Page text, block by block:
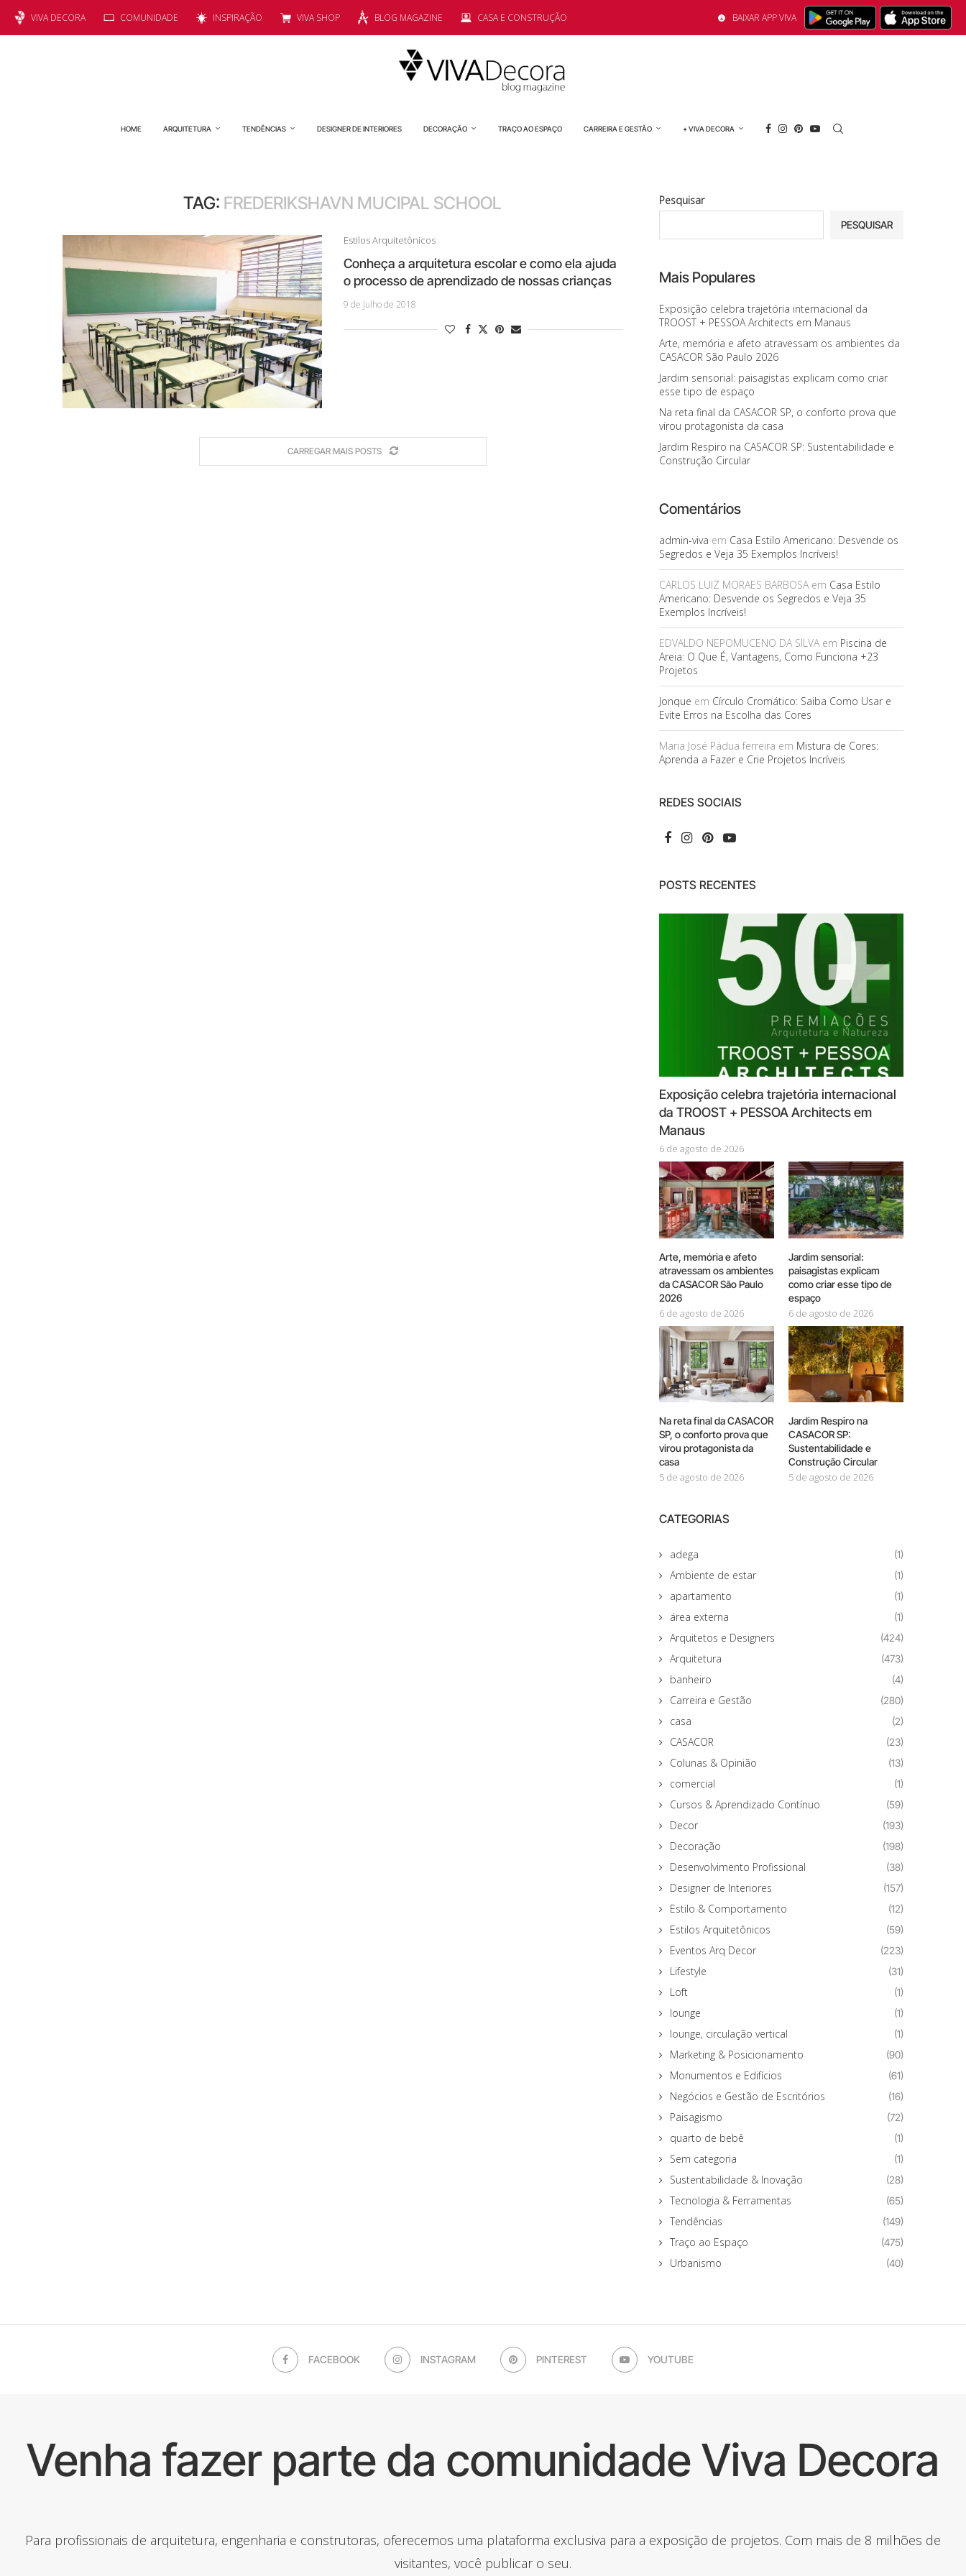
VIVA DECORA COMUNIDADE INSPIRAÇÃO VIVA SHOP BLOG MAGAZINE CASA E CONSTRUÇÃO BAIXAR APP VIVA
HOME ARQUITETURA TENDÊNCIAS DESIGNER DE INTERIORES DECORAÇÃO TRAÇO AO ESPAÇO CARREIRA E GESTÃO + VIVA DECORA
TAG: FREDERIKSHAVN MUCIPAL SCHOOL
Estilos Arquitetônicos
Conheça a arquitetura escolar e como ela ajuda
o processo de aprendizado de nossas crianças
9 de julho de 2018
CARREGAR MAIS POSTS
Pesquisar
PESQUISAR
Mais Populares
Exposição celebra trajetória internacional da
TROOST + PESSOA Architects em Manaus
Arte, memória e afeto atravessam os ambientes da
CASACOR São Paulo 2026
Jardim sensorial: paisagistas explicam como criar
esse tipo de espaço
Na reta final da CASACOR SP, o conforto prova que
virou protagonista da casa
Jardim Respiro na CASACOR SP: Sustentabilidade e
Construção Circular
Comentários
admin-viva em Casa Estilo Americano: Desvende os
Segredos e Veja 35 Exemplos Incríveis!
CARLOS LUIZ MORAES BARBOSAem Casa Estilo
Americano: Desvende os Segredos e Veja 35
Exemplos Incríveis!
EDVALDO NEPOMUCENO DA SILVAem Piscina de
Areia: O Que É, Vantagens, Como Funciona +23
Projetos
Jonque em Círculo Cromático: Saiba Como Usar e
Evite Erros na Escolha das Cores
Maria José Pádua ferreira em Mistura de Cores:
Aprenda a Fazer e Crie Projetos Incríveis
REDES SOCIAIS
POSTS RECENTES
Exposição celebra trajetória internacional
da TROOST + PESSOA Architects em
Manaus
6 de agosto de 2026
Arte, memória e afeto
atravessam os ambientes
da CASACOR São Paulo
2026
6 de agosto de 2026
Jardim sensorial:
paisagistas explicam
como criar esse tipo de
espaço
6 de agosto de 2026
Na reta final da CASACOR
SP, o conforto prova que
virou protagonista da
casa
5 de agosto de 2026
Jardim Respiro na
CASACOR SP:
Sustentabilidade e
Construção Circular
5 de agosto de 2026
CATEGORIAS
adega (1)
Ambiente de estar (1)
apartamento (1)
área externa (1)
Arquitetos e Designers (424)
Arquitetura (473)
banheiro (4)
Carreira e Gestão (280)
casa (2)
CASACOR (23)
Colunas & Opinião (13)
comercial (1)
Cursos & Aprendizado Contínuo (59)
Decor (193)
Decoração (198)
Desenvolvimento Profissional (38)
Designer de Interiores (157)
Estilo & Comportamento (12)
Estilos Arquitetônicos (59)
Eventos Arq Decor (223)
Lifestyle (31)
Loft (1)
lounge (1)
lounge, circulação vertical (1)
Marketing & Posicionamento (90)
Monumentos e Edifícios (61)
Negócios e Gestão de Escritórios (16)
Paisagismo (72)
quarto de bebê (1)
Sem categoria (1)
Sustentabilidade & Inovação (28)
Tecnologia & Ferramentas (65)
Tendências (149)
Traço ao Espaço (475)
Urbanismo (40)
FACEBOOK INSTAGRAM PINTEREST YOUTUBE
Venha fazer parte da comunidade Viva Decora
Para profissionais de arquitetura, engenharia e construtoras, oferecemos uma plataforma exclusiva para a exposição de projetos. Com mais de 8 milhões de
visitantes, você publicar o seu.